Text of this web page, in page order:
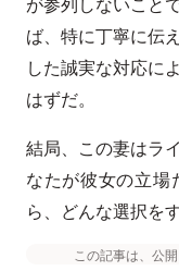
ば、特に丁寧に伝
した誠実な対応に
はずだ。
結局、この妻はラ
なたが彼女の立場
ら、どんな選択を
この記事は、公